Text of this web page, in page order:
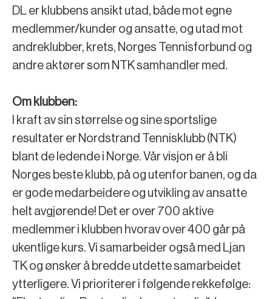
DL er klubbens ansikt utad, både mot egne
medlemmer/kunder og ansatte, og utad mot
andreklubber, krets, Norges Tennisforbund og
andre aktører som NTK samhandler med.
Om klubben:
I kraft av sin størrelse og sine sportslige
resultater er Nordstrand Tennisklubb (NTK)
blant de ledende i Norge. Vår visjon er å bli
Norges beste klubb, på og utenfor banen, og da
er gode medarbeidere og utvikling av ansatte
helt avgjørende! Det er over 700 aktive
medlemmer i klubben hvorav over 400 går på
ukentlige kurs. Vi samarbeider også med Ljan
TK og ønsker å bredde utdette samarbeidet
ytterligere. Vi prioriterer i følgende rekkefølge: